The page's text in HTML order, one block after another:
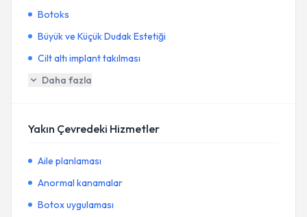
Botoks
Büyük ve Küçük Dudak Estetiği
Cilt altı implant takılması
Daha fazla
Yakın Çevredeki Hizmetler
Aile planlaması
Anormal kanamalar
Botox uygulaması